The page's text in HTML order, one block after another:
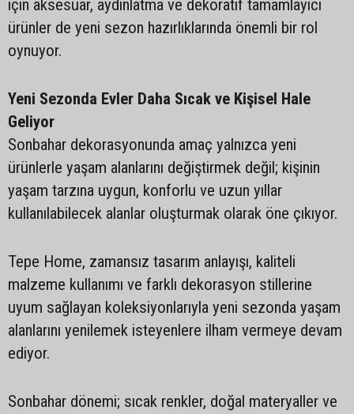
için aksesuar, aydınlatma ve dekoratif tamamlayıcı
ürünler de yeni sezon hazırlıklarında önemli bir rol
oynuyor.
Yeni Sezonda Evler Daha Sıcak ve Kişisel Hale
Geliyor
Sonbahar dekorasyonunda amaç yalnızca yeni
ürünlerle yaşam alanlarını değiştirmek değil; kişinin
yaşam tarzına uygun, konforlu ve uzun yıllar
kullanılabilecek alanlar oluşturmak olarak öne çıkıyor.
Tepe Home, zamansız tasarım anlayışı, kaliteli
malzeme kullanımı ve farklı dekorasyon stillerine
uyum sağlayan koleksiyonlarıyla yeni sezonda yaşam
alanlarını yenilemek isteyenlere ilham vermeye devam
ediyor.
Sonbahar dönemi; sıcak renkler, doğal materyaller ve